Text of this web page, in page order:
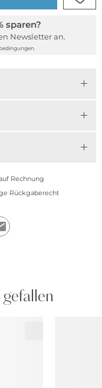
sparen?
Newsletter an.
Rechnung
Rückgaberecht